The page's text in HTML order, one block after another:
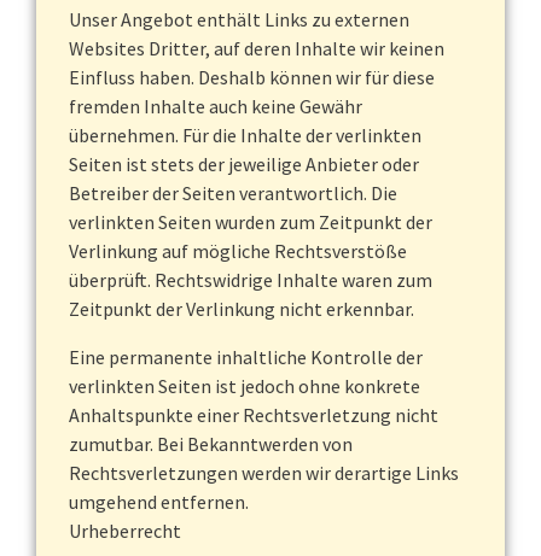
Unser Angebot enthält Links zu externen
Websites Dritter, auf deren Inhalte wir keinen
Einfluss haben. Deshalb können wir für diese
fremden Inhalte auch keine Gewähr
übernehmen. Für die Inhalte der verlinkten
Seiten ist stets der jeweilige Anbieter oder
Betreiber der Seiten verantwortlich. Die
verlinkten Seiten wurden zum Zeitpunkt der
Verlinkung auf mögliche Rechtsverstöße
überprüft. Rechtswidrige Inhalte waren zum
Zeitpunkt der Verlinkung nicht erkennbar.
Eine permanente inhaltliche Kontrolle der
verlinkten Seiten ist jedoch ohne konkrete
Anhaltspunkte einer Rechtsverletzung nicht
zumutbar. Bei Bekanntwerden von
Rechtsverletzungen werden wir derartige Links
umgehend entfernen.
Urheberrecht